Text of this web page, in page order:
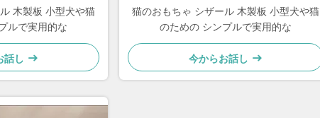
木製板 小型犬や猫
ルで実用的な
話し
猫のおもちゃ シザール 木製板 小型犬や猫
のための シンプルで実用的な
今からお話し